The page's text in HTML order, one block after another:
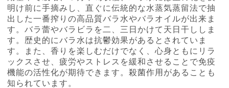
明け前に手摘みし、直ぐに伝統的な水蒸気蒸留法で抽
出した一番搾りの高品質バラ水やバラオイルが出来ま
す。バラ蕾やバラビラを二、三日かけて天日干ししま
す。歴史的にバラ水は抗鬱効果があるとされていま
す。また、香りを楽しむだけでなく、心身ともにリラ
ックスさせ、疲労やストレスを緩和させることで免疫
機能の活性化が期待できます。殺菌作用があることも
知られています。